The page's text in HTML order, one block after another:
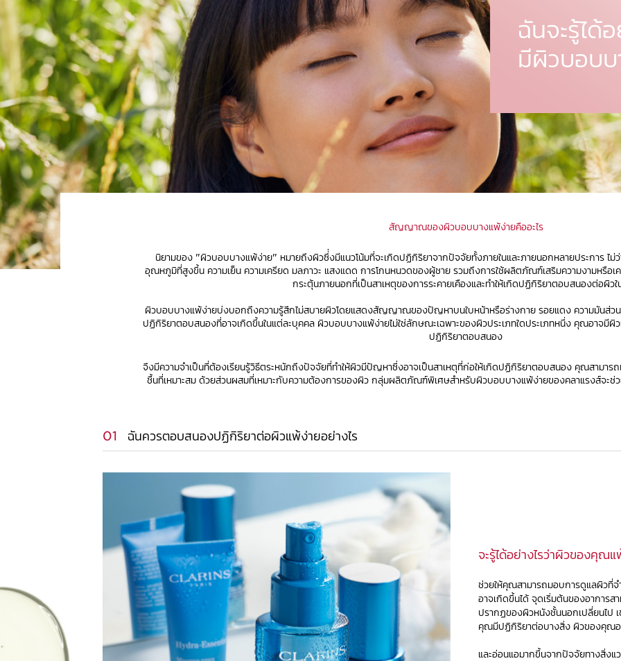
ฉันจะรู้ได้
มีผิวบอบ
สัญญาณของผิวบอบบางแพ้ง่ายคืออะไร
นิยามของ "ผิวบอบบางแพ้ง่าย" หมายถึงผิวซึ่่งมีแนวโน้มที่จะเกิดปฏิกิริยาจากปัจจัยทั้งภายในและภายนอกหลายประการ ไม่
อุณหภูมิที่สูงขึ้น ความเย็น ความเครียด มลภาวะ แสงแดด การโกนหนวดของผู้ชาย รวมถึงการใช้ผลิตภัณฑ์เสริมความงามหรือเ
กระตุ้นภายนอกที่เป็นสาเหตุของการระคายเคืองและทำให้เกิดปฏิกิริยาตอบสนองต่อผิวใ
ผิวบอบบางแพ้ง่ายบ่งบอกถึงความรู้สึกไม่สบายผิวโดยแสดงสัญญาณของปัญหาบนใบหน้าหรือร่างกาย รอยแดง ความมันส่วน
ปฏิกิริยาตอบสนองที่อาจเกิดขึ้นในแต่ละบุคคล ผิวบอบบางแพ้ง่ายไม่ใช่ลักษณะเฉพาะของผิวประเภทใดประเภทหนึ่ง คุณอาจมีผิ
ปฏิกิริยาตอบสนอง
จึงมีความจำเป็นที่ต้องเรียนรู้วิธีตระหนักถึงปัจจัยที่ทำให้ผิวมีปัญหาซึ่งอาจเป็นสาเหตุที่ก่อให้เกิดปฏิกิริยาตอบสนอง คุณสามารถ
ชื้นที่เหมาะสม ด้วยส่วนผสมที่เหมาะกับความต้องการของผิว กลุ่มผลิตภัณฑ์พิเศษสำหรับผิวบอบบางแพ้ง่ายของคลาแรงส์จะช่
01 ฉันควรตอบสนองปฏิกิริยาต่อผิวแพ้ง่ายอย่างไร
จะรู้ได้อย่างไรว่าผิวของคุณแ
ช่วยให้คุณสามารถมอบการดูแลผิวที่
อาจเกิดขึ้นได้ จุดเริ่มต้นของอาการ
ปรากฏของผิวหนังชั้นนอกเปลี่ยนไป
คุณมีปฏิกิริยาต่อบางสิ่ง ผิวของคุณอ
และอ่อนแอมากขึ้นจากปัจจัยทางสิ่งแ